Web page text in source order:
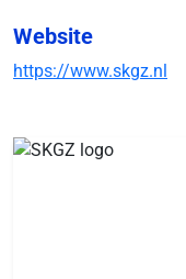
Website
https://www.skgz.nl